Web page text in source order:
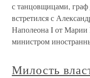
с танцовщицами,
встретился с
Наполеона I от Марии
министром
Милость